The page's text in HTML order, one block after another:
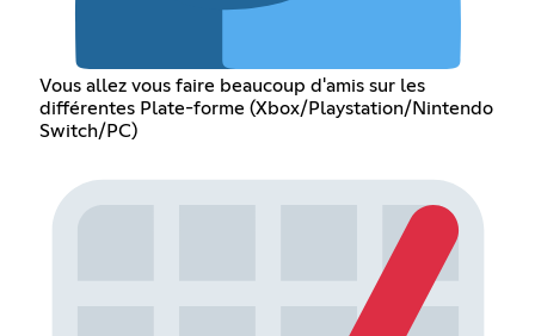
Vous allez vous faire beaucoup d'amis sur les
différentes Plate-forme (Xbox/Playstation/Nintendo
Switch/PC)